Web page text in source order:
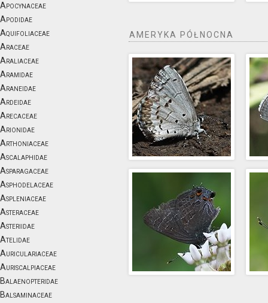
Apocynaceae
Apodidae
Aquifoliaceae
Araceae
Araliaceae
Aramidae
Araneidae
Ardeidae
Arecaceae
Arionidae
Arthoniaceae
Ascalaphidae
Asparagaceae
Asphodelaceae
Aspleniaceae
Asteraceae
Asteriidae
Atelidae
Auriculariaceae
Auriscalpiaceae
Balaenopteridae
Balsaminaceae
AMERYKA PÓŁNOCNA